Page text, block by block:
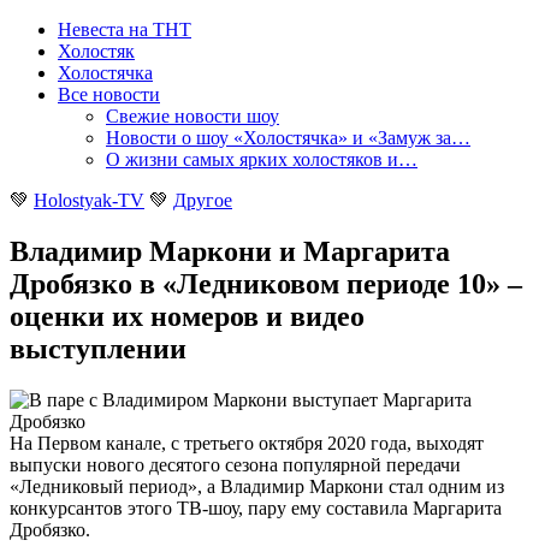
Невеста на ТНТ
Холостяк
Холостячка
Все новости
Свежие новости шоу
Новости о шоу «Холостячка» и «Замуж за…
О жизни самых ярких холостяков и…
💚 Holostyak-TV 💚 Другое
Владимир Маркони и Маргарита
Дробязко в «Ледниковом периоде 10» –
оценки их номеров и видео
выступлении
На Первом канале, с третьего октября 2020 года, выходят
выпуски нового десятого сезона популярной передачи
«Ледниковый период», а Владимир Маркони стал одним из
конкурсантов этого ТВ-шоу, пару ему составила Маргарита
Дробязко.